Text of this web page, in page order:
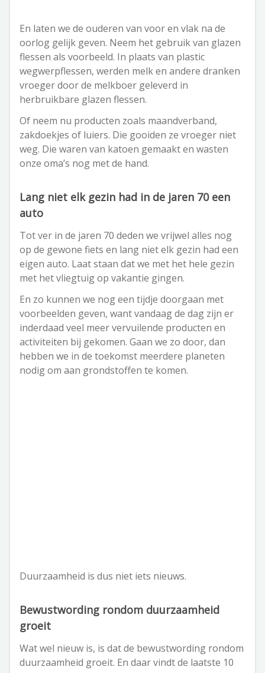
En laten we de ouderen van voor en vlak na de
oorlog gelijk geven. Neem het gebruik van glazen
flessen als voorbeeld. In plaats van plastic
wegwerpflessen, werden melk en andere dranken
vroeger door de melkboer geleverd in
herbruikbare glazen flessen.
Of neem nu producten zoals maandverband,
zakdoekjes of luiers. Die gooiden ze vroeger niet
weg. Die waren van katoen gemaakt en wasten
onze oma’s nog met de hand.
Lang niet elk gezin had in de jaren 70 een
auto
Tot ver in de jaren 70 deden we vrijwel alles nog
op de gewone fiets en lang niet elk gezin had een
eigen auto. Laat staan dat we met het hele gezin
met het vliegtuig op vakantie gingen.
En zo kunnen we nog een tijdje doorgaan met
voorbeelden geven, want vandaag de dag zijn er
inderdaad veel meer vervuilende producten en
activiteiten bij gekomen. Gaan we zo door, dan
hebben we in de toekomst meerdere planeten
nodig om aan grondstoffen te komen.
Duurzaamheid is dus niet iets nieuws.
Bewustwording rondom duurzaamheid
groeit
Wat wel nieuw is, is dat de bewustwording rondom
duurzaamheid groeit. En daar vindt de laatste 10